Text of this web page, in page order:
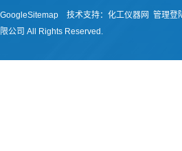
GoogleSitemap 技术支持： 化工仪器网 管理登
公司 All Rights Reserved.